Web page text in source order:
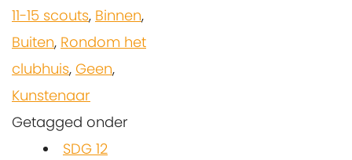
11-15 scouts, Binnen,
Buiten, Rondom het
clubhuis, Geen,
Kunstenaar
Getagged onder
SDG 12